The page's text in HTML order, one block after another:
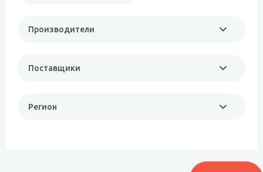
Производители
Поставщики
Регион